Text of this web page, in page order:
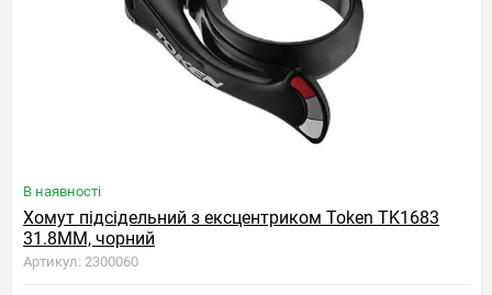
В наявності
Хомут підсідельний з ексцентриком Token TK1683
31.8MM, чорний
Артикул: 2300060